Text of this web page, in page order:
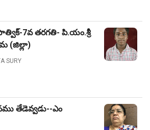
7వ తరగతి- పి.యం.శ్రీ
(జిల్లా)
SURY
తేడెవ్వడు--ఎం